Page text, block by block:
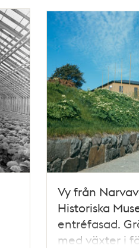
Vy från
Historiska
entréfasad.
med växter i